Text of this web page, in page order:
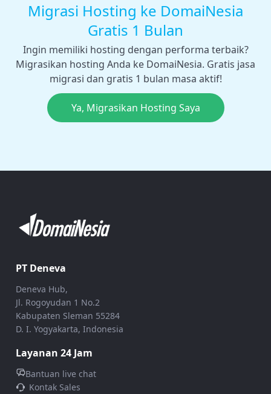
Migrasi Hosting ke DomaiNesia
Gratis 1 Bulan
Ingin memiliki hosting dengan performa terbaik?
Migrasikan hosting Anda ke DomaiNesia. Gratis jasa
migrasi dan gratis 1 bulan masa aktif!
Ya, Migrasikan Hosting Saya
PT Deneva
Deneva Hub,
Jl. Rogoyudan 1 No.2
Kabupaten Sleman 55284
D. I. Yogyakarta, Indonesia
Layanan 24 Jam
Bantuan live chat
Kontak Sales